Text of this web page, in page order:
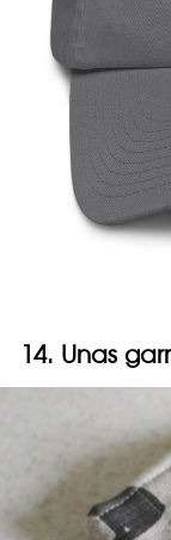
14. Unas